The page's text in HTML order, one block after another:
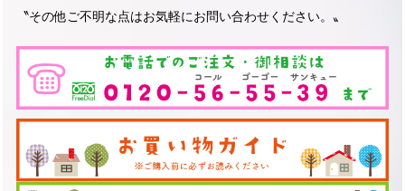
〝その他ご不明な点はお気軽にお問い合わせください。〟